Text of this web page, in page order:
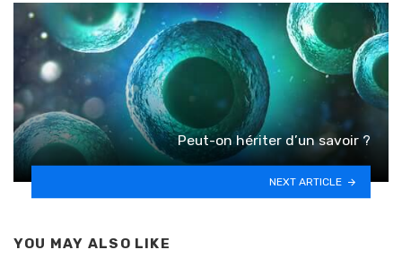
Peut-on hériter d’un savoir ?
NEXT ARTICLE
YOU MAY ALSO LIKE